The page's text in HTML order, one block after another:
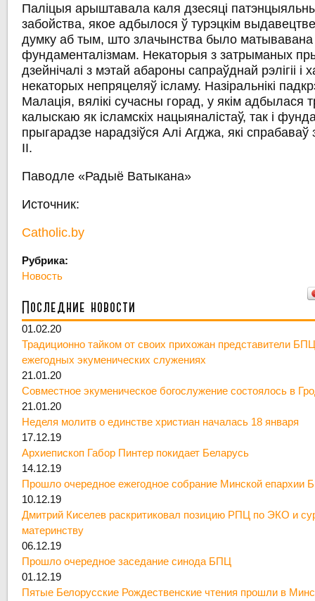
Паліцыя арыштавала каля дзесяці
забойства, якое адбылося ў турэцкім
думку аб тым, што злачынства было матывавана
фундаменталізмам. Некаторыя з затрыманых
дзейнічалі з мэтай абароны сапраўднай рэлігіі і
некаторых непряцеляў ісламу. Назіральнікі
Малація, вялікі сучасны горад, у якім адбылася
калыскаю як ісламскіх нацыяналістаў, так і
прыгарадзе нарадзіўся Алі Агджа, які
ІІ.
Паводле «Радыё Ватыкана»
Источник:
Catholic.by
Рубрика:
Новость
Последние новости
01.02.20
Традиционно тайком от своих прихожан представители
ежегодных экуменических служениях
21.01.20
Совместное экуменическое богослужение состоялось в
21.01.20
Неделя молитв о единстве христиан началась 18 января
17.12.19
Архиепископ Габор Пинтер покидает Беларусь
14.12.19
Прошло очередное ежегодное собрание Минской епархии
10.12.19
Дмитрий Киселев раскритиковал позицию РПЦ по ЭКО и
материнству
06.12.19
Прошло очередное заседание синода БПЦ
01.12.19
Пятые Белорусские Рождественские чтения прошли в